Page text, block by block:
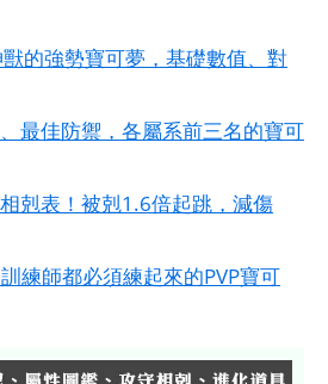
的強勢寶可夢，基礎數值、對
最佳防禦，各屬系前三名的寶可
剋表！被剋1.6倍起跳，減傷
練師都必須練起來的PVP寶可